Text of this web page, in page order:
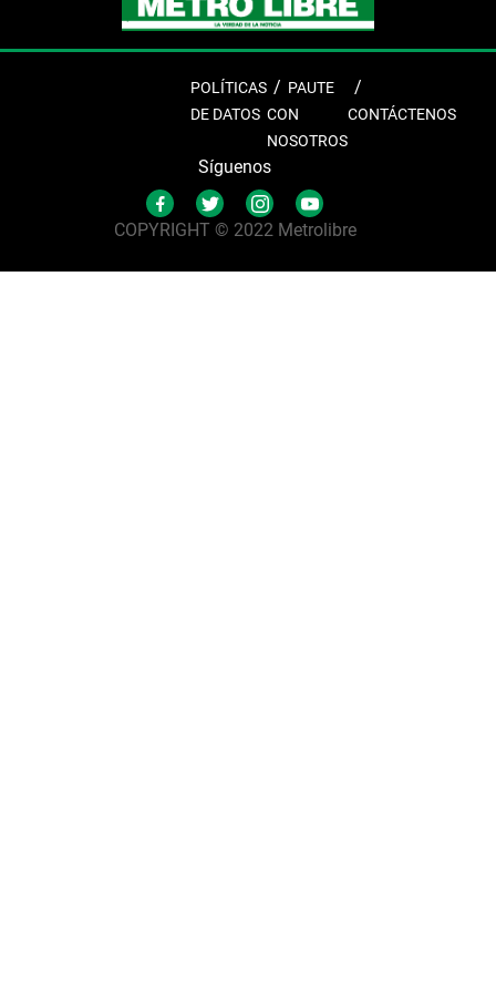
POLÍTICAS
DE DATOS
PAUTE
CON
NOSOTROS
CONTÁCTENOS
Síguenos
COPYRIGHT © 2022 Metrolibre